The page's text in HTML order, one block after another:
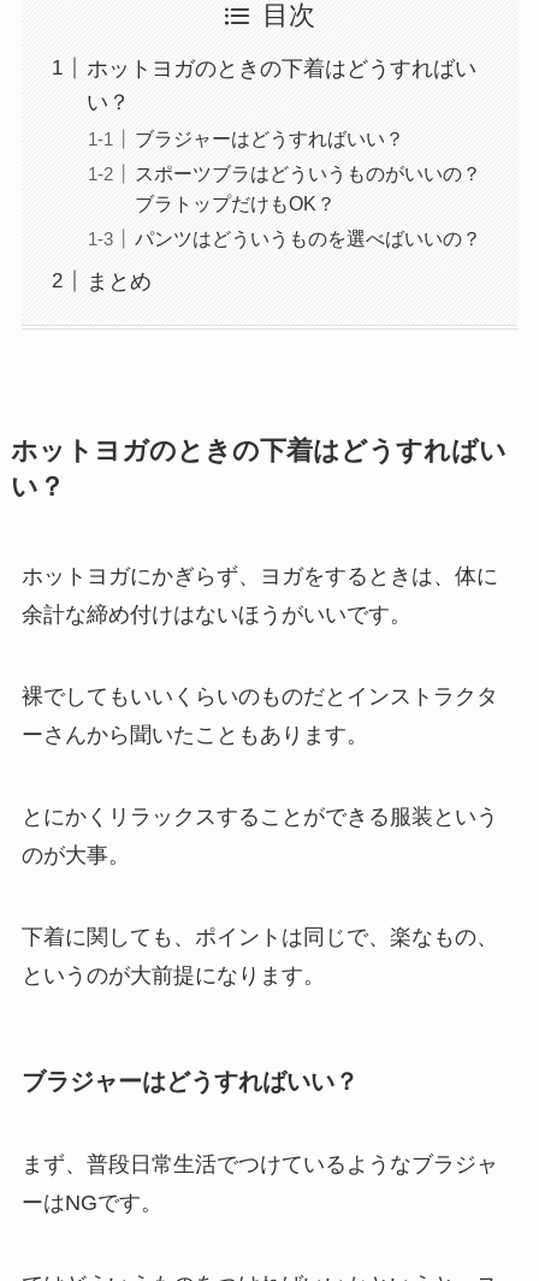
目次
ホットヨガのときの下着はどうすればい
い？
ブラジャーはどうすればいい？
スポーツブラはどういうものがいいの？
ブラトップだけもOK？
パンツはどういうものを選べばいいの？
まとめ
ホットヨガのときの下着はどうすればい
い？
ホットヨガにかぎらず、ヨガをするときは、体に
余計な締め付けはないほうがいいです。
裸でしてもいいくらいのものだとインストラクタ
ーさんから聞いたこともあります。
とにかくリラックスすることができる服装という
のが大事。
下着に関しても、ポイントは同じで、楽なもの、
というのが大前提になります。
ブラジャーはどうすればいい？
まず、普段日常生活でつけているようなブラジャ
ーはNGです。